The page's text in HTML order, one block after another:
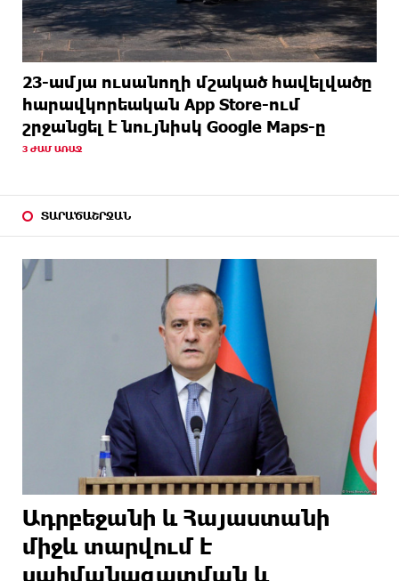
23-ամյա ուսանողի մշակած հավելվածը
հարավկորեական App Store-ում
շրջանցել է նույնիսկ Google Maps-ը
3 ԺԱՄ ԱՌԱՋ
ՏԱՐԱԾԱՇՐՋԱՆ
Ադրբեջանի և Հայաստանի
միջև տարվում է
սահմանազատման և